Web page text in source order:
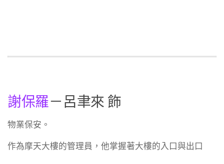
謝保羅－呂聿來 飾
物業保安。
作為摩天大樓的管理員，他掌握著大樓的入口與出口